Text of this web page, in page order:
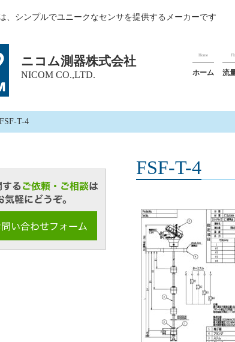
、シンプルでユニークなセンサを提供するメーカーです
ニコム測器株式会社
NICOM CO.,LTD.
Home
ホーム 流
FSF-T-4
FSF-T-4